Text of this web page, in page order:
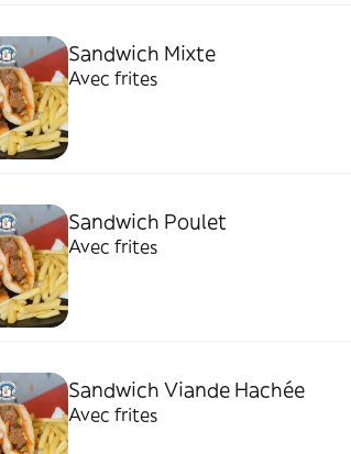
Sandwich Mixte
Avec frites
Sandwich Poulet
Avec frites
Sandwich Viande Hachée
Avec frites